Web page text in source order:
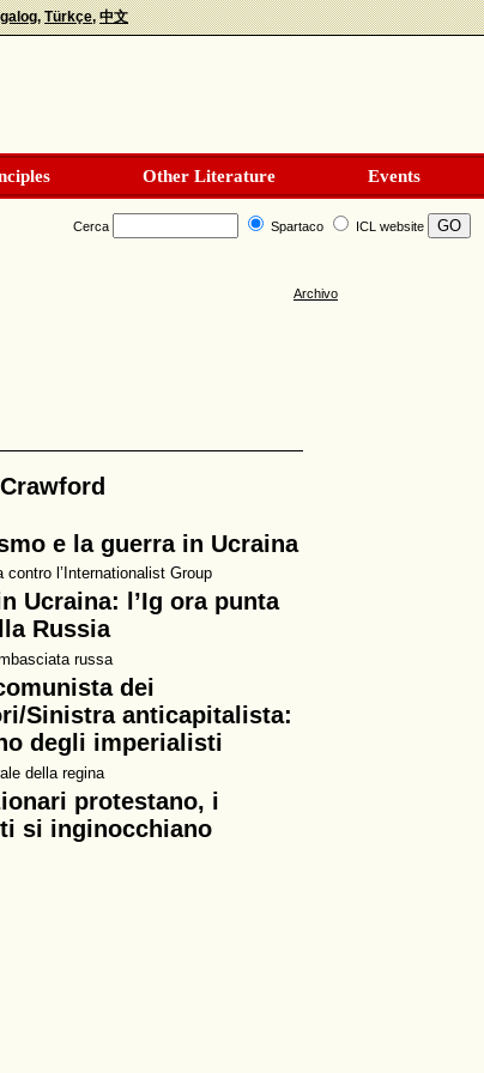
Other Literature Events
Cerca Spartaco ICL website
Türkçe 中文
Archivo
e la guerra in Ucraina
contro l’Internationalist Group
Ucraina: l’Ig ora punta
Russia
russa
dei
Sinistra anticapitalista:
degli imperialisti
della regina
protestano, i
si inginocchiano